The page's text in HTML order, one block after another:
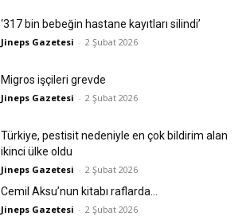
‘317 bin bebeğin hastane kayıtları silindi’
Jineps Gazetesi - 2 Şubat 2026
Migros işçileri grevde
Jineps Gazetesi - 2 Şubat 2026
Türkiye, pestisit nedeniyle en çok bildirim alan
ikinci ülke oldu
Jineps Gazetesi - 2 Şubat 2026
Cemil Aksu’nun kitabı raflarda…
Jineps Gazetesi - 2 Şubat 2026